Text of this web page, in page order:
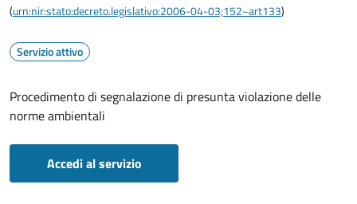
(urn:nir:stato:decreto.legislativo:2006-04-03;152~art133)
Servizio attivo
Procedimento di segnalazione di presunta violazione delle
norme ambientali
Accedi al servizio